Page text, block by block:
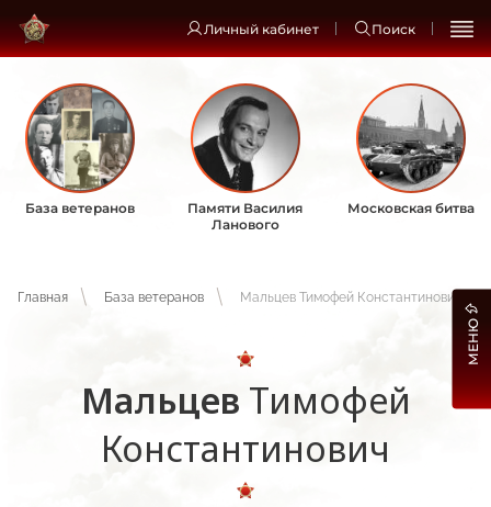
Личный кабинет Поиск
База ветеранов
Памяти Василия
Ланового
Московская битва
Главная База ветеранов Мальцев Тимофей Константинович
Мальцев Тимофей
Константинович
МЕНЮ